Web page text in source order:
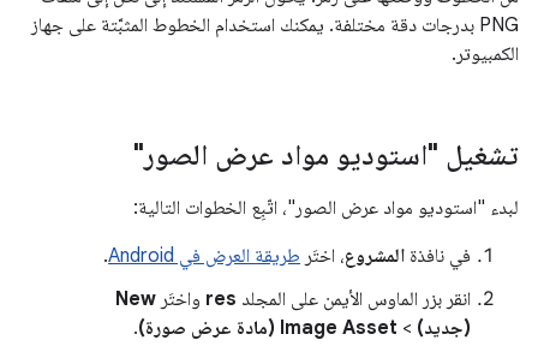
PNG بدرجات دقة مختلفة. يمكنك استخدام الخطوط المثبَّتة على جهاز
الكمبيوتر.
تشغيل "استوديو مواد عرض الصور"
لبدء "استوديو مواد عرض الصور"، اتّبِع الخطوات التالية:
في نافذة المشروع، اختَر طريقة العرض في Android
.
انقر بزر الماوس الأيمن على المجلد res واختَر New
(جديد) > Image Asset (مادة عرض صورة) .